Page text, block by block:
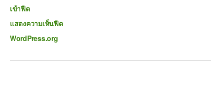
เข้าฟีด
แสดงความเห็นฟีด
WordPress.org